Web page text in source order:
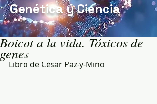
Genética y Ciencia
Boicot a la vida. Tóxicos de
genes
Libro de César Paz-y-Miño